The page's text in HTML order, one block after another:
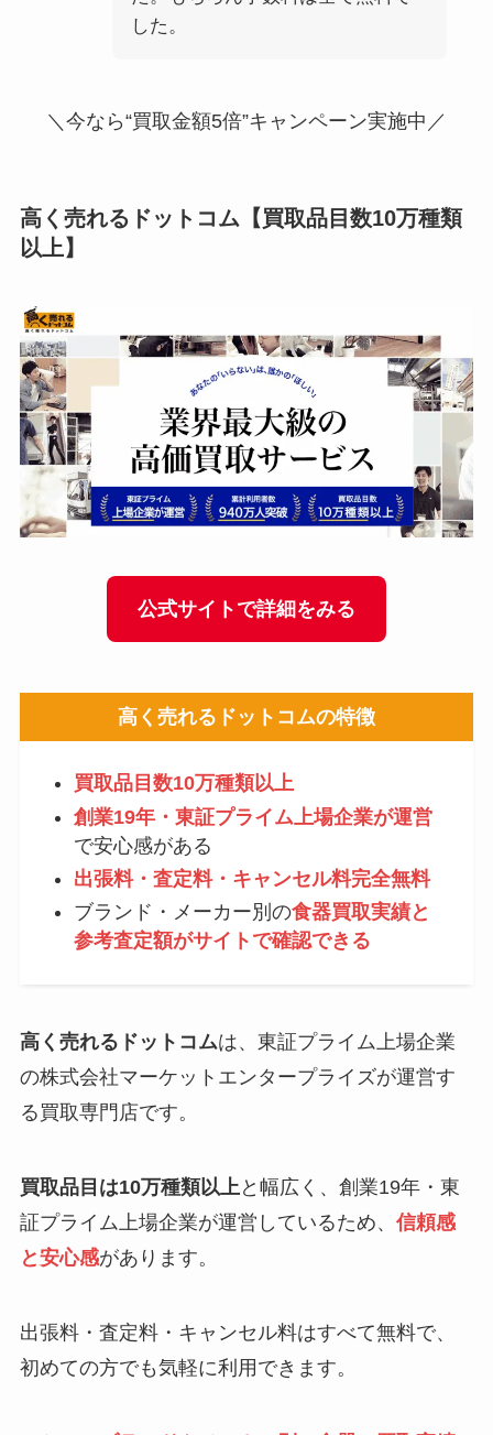
した。
＼今なら“買取金額5倍”キャンペーン実施中／
高く売れるドットコム 【 買取品目数10万種類
以上】
公式サイトで詳細をみる
高く売れるドットコムの特徴
買取品目数10万種類以上
創業19年・東証プライム上場企業が運営
で安心感がある
出張料・査定料・キャンセル料完全無料
ブランド・メーカー別の食器買取実績と
参考査定額がサイトで確認できる
高く売れるドットコムは、東証プライム上場企業
の株式会社マーケットエンタープライズが運営す
る買取専門店です。
買取品目は10万種類以上 と幅広く、創業19年・東
証プライム上場企業が運営しているため、 信頼感
と安心感があります。
出張料・査定料・キャンセル料はすべて無料で、
初めての方でも気軽に利用できます。